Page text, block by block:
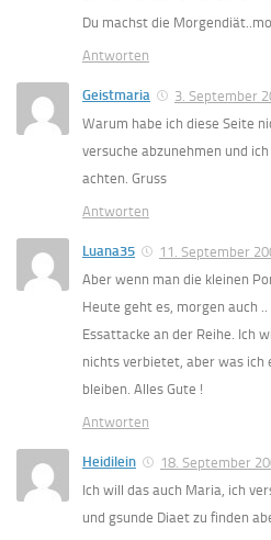
Du machst die
Antworten
Geistmaria
3. September
Warum habe ich diese Seite
versuche abzunehmen und
achten. Gruss
Antworten
Luana35
11. September
Aber wenn man die kleinen
Heute geht es, morgen auch
Essattacke an der Reihe. Ich
nichts verbietet, aber was ich
bleiben. Alles Gute !
Antworten
Heidilein
18. September
Ich will das auch Maria, ich
und gsunde Diaet zu finden